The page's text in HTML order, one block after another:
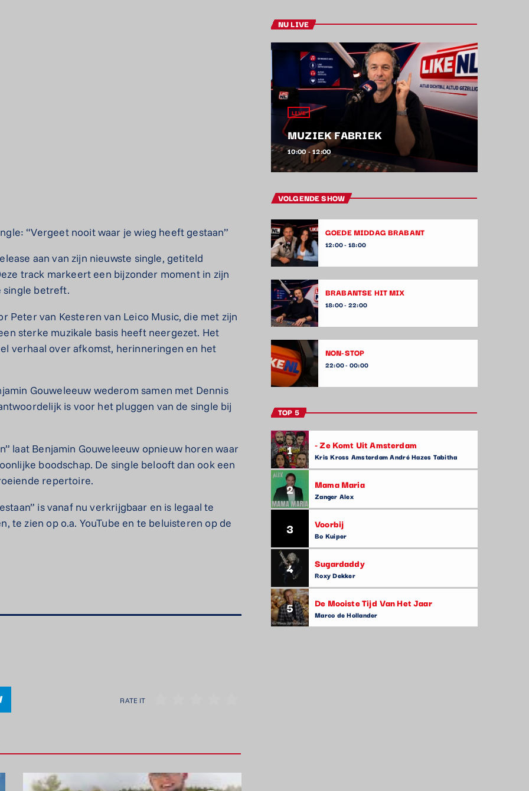
“Vergeet nooit waar je wieg heeft gestaan”
aan van zijn nieuwste single, getiteld
track markeert een bijzonder moment in zijn
single betreft.
Peter van Kesteren van Leico Music, die met zijn
sterke muzikale basis heeft neergezet. Het
verhaal over afkomst, herinneringen en het
Gouweleeuw wederom samen met Dennis
is voor het pluggen van de single bij
laat Benjamin Gouweleeuw opnieuw horen waar
boodschap. De single belooft dan ook een
repertoire.
is vanaf nu verkrijgbaar en is legaal te
te zien op o.a. YouTube en te beluisteren op de
RATE IT
NU LIVE
LIVE
MUZIEK FABRIEK
10:00 - 12:00
VOLGENDE SHOW
GOEDE MIDDAG BRABANT
12:00 - 18:00
BRABANTSE HIT MIX
18:00 - 22:00
NON-STOP
22:00 - 00:00
TOP 5
1 - Ze Komt Uit Amsterdam
Kris Kross Amsterdam André Hazes Tabitha
2 Mama Maria
Zanger Alex
3 Voorbij
Bo Kuiper
4 Sugardaddy
Roxy Dekker
5 De Mooiste Tijd Van Het Jaar
Marco de Hollander